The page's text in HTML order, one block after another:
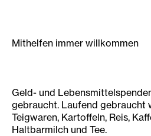
Mithelfen immer willkommen
Geld- und
gebraucht. Laufend gebraucht
Teigwaren, Kartoffeln, Reis,
Haltbarmilch und Tee.